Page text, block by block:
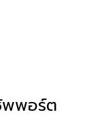
พอร์ต